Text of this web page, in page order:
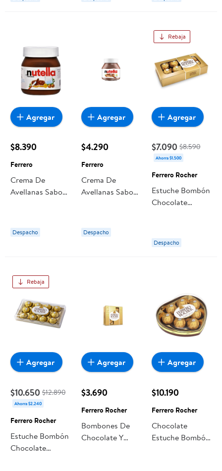
$8.390
Ferrero
Crema De
Avellanas Sabor
350 g Ferrero
Despacho
Agregar
$4.290
Ferrero
Crema De
Avellanas Sabor
Ferrero
Despacho
Agregar
Rebaja
$7.090 $8.590
Ahorra $1.500
Ferrero Rocher
Estuche Bombón
Chocolate
Despacho
Agregar
Rebaja
$10.650 $12.890
Ahorra $2.240
Ferrero Rocher
Estuche Bombón
Chocolate
Agregar
$3.690
Ferrero Rocher
Bombones De
Chocolate Y
Agregar
$10.190
Ferrero Rocher
Chocolate
Estuche Bombón
Agregar